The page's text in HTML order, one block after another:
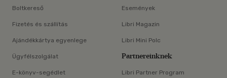
Boltkereső
Fizetés és szállítás
Ajándékkártya egyenlege
Ügyfélszolgálat
E-könyv-segédlet
Események
Libri Magazin
Libri Mini Polc
Partnereinknek
Libri Partner Program